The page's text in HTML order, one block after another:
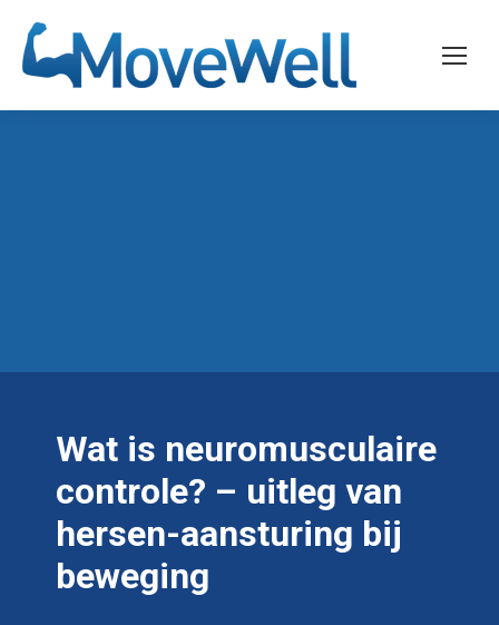
Wat is neuromusculaire
controle? – uitleg van
hersen-aansturing bij
beweging